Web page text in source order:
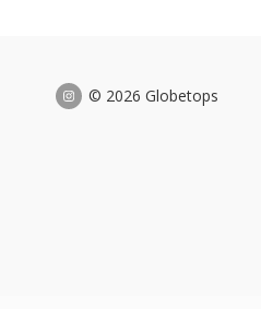
© 2026 Globetops